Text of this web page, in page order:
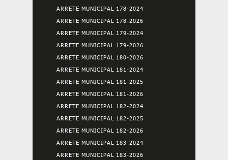
ARRETE MUNICIPAL 178-2024
ARRETE MUNICIPAL 178-2026
ARRETE MUNICIPAL 179-2024
ARRETE MUNICIPAL 179-2026
ARRETE MUNICIPAL 180-2026
ARRETE MUNICIPAL 181-2024
ARRETE MUNICIPAL 181-2025
ARRETE MUNICIPAL 181-2026
ARRETE MUNICIPAL 182-2024
ARRETE MUNICIPAL 182-2025
ARRETE MUNICIPAL 182-2026
ARRETE MUNICIPAL 183-2024
ARRETE MUNICIPAL 183-2026